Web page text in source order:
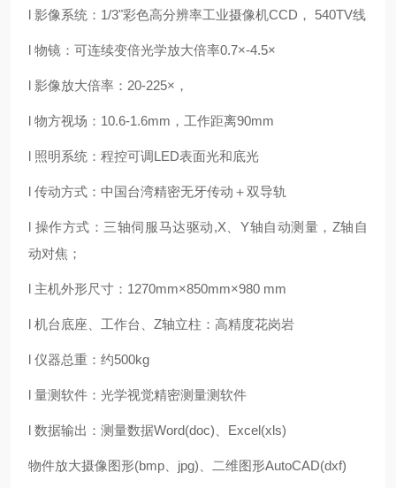
l 影像系统：1/3"彩色高分辨率工业摄像机CCD， 540TV线
l 物镜：可连续变倍光学放大倍率0.7×-4.5×
l 影像放大倍率：20-225×，
l 物方视场：10.6-1.6mm，工作距离90mm
l 照明系统：程控可调LED表面光和底光
l 传动方式：中国台湾精密无牙传动＋双导轨
l 操作方式：三轴伺服马达驱动,X、Y轴自动测量，Z轴自
动对焦；
l 主机外形尺寸：1270mm×850mm×980 mm
l 机台底座、工作台、Z轴立柱：高精度花岗岩
l 仪器总重：约500kg
l 量测软件：光学视觉精密测量测软件
l 数据输出：测量数据Word(doc)、Excel(xls)
物件放大摄像图形(bmp、jpg)、二维图形AutoCAD(dxf)